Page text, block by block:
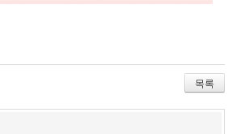
목록